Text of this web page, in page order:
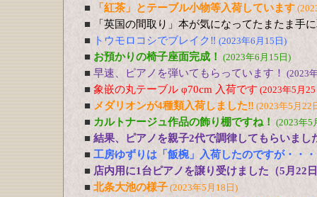
■ 「紅茶」とテーブル小物等入荷しています
■
「英国の間取り」本が気になってたまたま手
■
トウモロコシでブレイク‼ (2023年6月15日)
■ お預かりの椅子座面完成！ (2023年6月15日)
■ 早速、ピアノを弾いてもらっています！ (2023
■ 象嵌の丸テーブル φ70cm 入荷です (2023年5月
■ メダリオンが4種類入荷しました‼ (2023年5月22
■ カルトナージュ作品の飾り棚ですね！ (2023年5
■ 結果、ピアノを親子2代で調律してもらいまし
■ 工房ゆずりは「飯椀」入荷したのですが・・・
■ 店内用に1台ピアノを譲り受けました（5月22
■ 北条大池の様子 (2023年5月18日)